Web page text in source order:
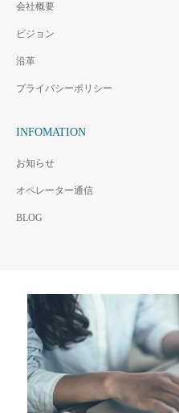
会社概要
ビジョン
沿革
プライバシーポリシー
INFOMATION
お知らせ
オペレーター通信
BLOG